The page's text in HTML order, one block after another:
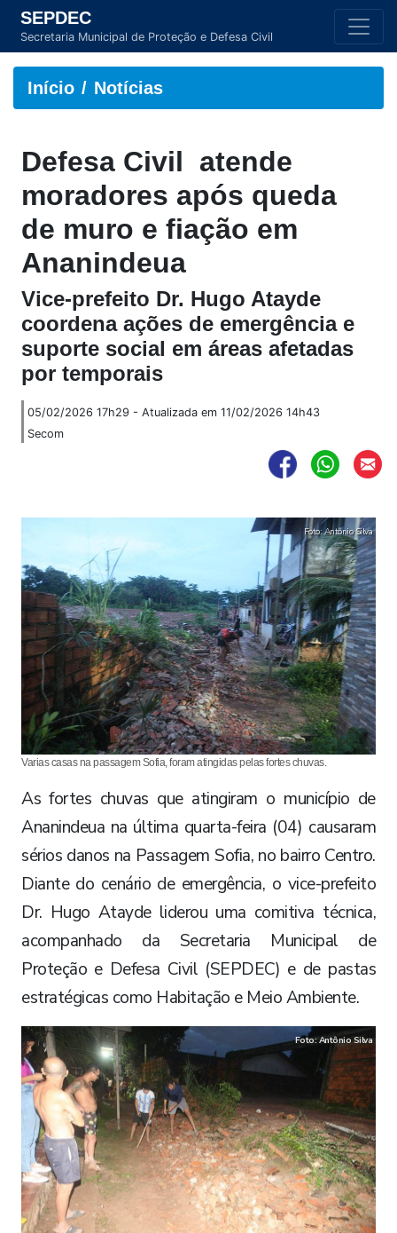
SEPDEC
Secretaria Municipal de Proteção e Defesa Civil
Início Notícias
Defesa Civil atende
moradores após queda
de muro e fiação em
Ananindeua
Vice-prefeito Dr. Hugo Atayde
coordena ações de emergência e
suporte social em áreas afetadas
por temporais
05/02/2026 17h29 - Atualizada em 11/02/2026 14h43
Secom
Varias casas na passagem Sofia, foram atingidas pelas fortes chuvas.
Foto: Antônio Silva
​As fortes chuvas que atingiram o município de
Ananindeua na última quarta-feira (04) causaram
sérios danos na Passagem Sofia, no bairro Centro.
Diante do cenário de emergência, o vice-prefeito
Dr. Hugo Atayde liderou uma comitiva técnica,
acompanhado da Secretaria Municipal de
Proteção e Defesa Civil (SEPDEC) e de pastas
estratégicas como Habitação e Meio Ambiente.
Foto: Antônio Silva